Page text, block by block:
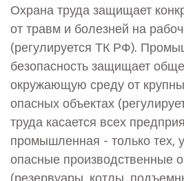
Охрана труда защищает
от травм и болезней на
(регулируется ТК РФ).
безопасность защищает
окружающую среду от
опасных объектах
труда касается всех
промышленная - только тех,
опасные производственные
(резервуары, котлы,